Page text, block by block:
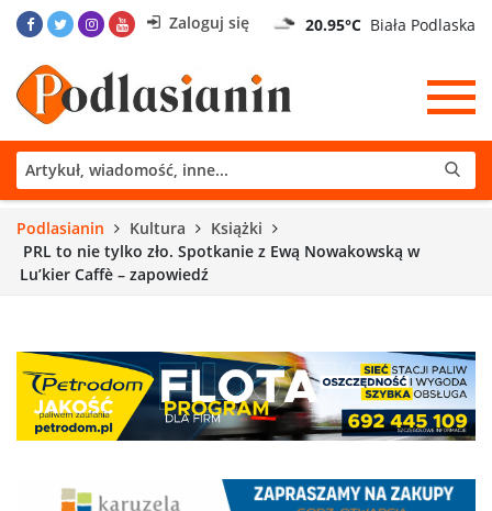
Zaloguj się 20.95°C Biała Podlaska
Podlasianin Kultura
Książki
PRL to nie tylko zło. Spotkanie z Ewą Nowakowską w
Lu’kier Caffè – zapowiedź